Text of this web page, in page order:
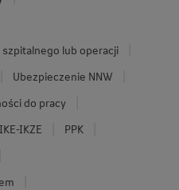
lub operacji
Ubezpieczenie NNW
do pracy
IKE-IKZE
PPK